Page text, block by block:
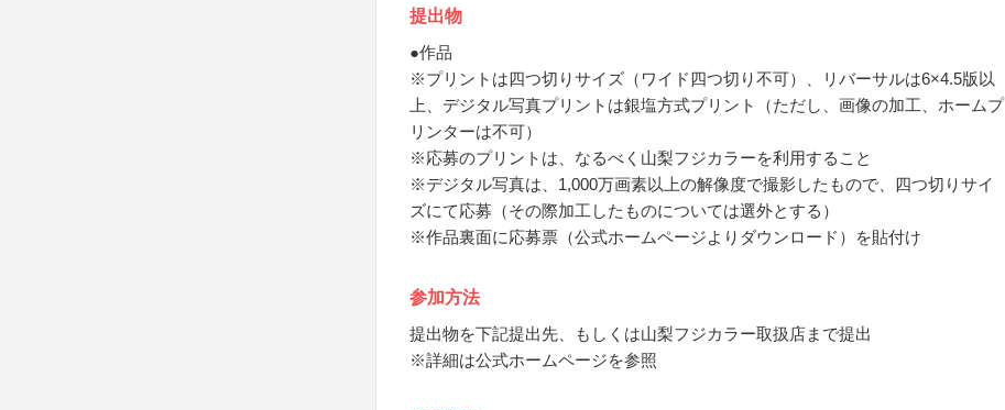
提出物
●作品
※プリントは四つ切りサイズ（ワイド四つ切り不可）、リバーサルは6×4.5版以
上、デジタル写真プリントは銀塩方式プリント（ただし、画像の加工、ホームプ
リンターは不可）
※応募のプリントは、なるべく山梨フジカラーを利用すること
※デジタル写真は、1,000万画素以上の解像度で撮影したもので、四つ切りサイ
ズにて応募（その際加工したものについては選外とする）
※作品裏面に応募票（公式ホームページよりダウンロード）を貼付け
参加方法
提出物を下記提出先、もしくは山梨フジカラー取扱店まで提出
※詳細は公式ホームページを参照